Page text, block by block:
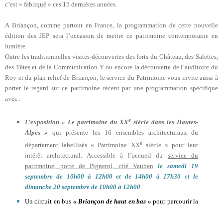
c’est « fabriqué » ces 15 dernières années.
A Briançon, comme partout en France, la programmation de cette nouvelle
édition des JEP sera l’occasion de mettre ce patrimoine contemporaine en
lumière.
Outre les traditionnelles visites-découvertes des forts du Château, des Salettes,
des Têtes et de la Communication Y ou encore la découverte de l’auditoire du
Roy et du plan-relief de Briançon, le service du Patrimoine vous invite aussi à
porter le regard sur ce patrimoine récent par une programmation spécifique
avec :
L’exposition « Le patrimoine du XXe siècle dans les Hautes-
Alpes » qui présente les 16 ensembles architecturaux du
département labellisés « Patrimoine XXesiècle » pour leur
intérêt architectural. Accessible à l’accueil du service du
patrimoine, porte de Pignerol, cité Vauban
le samedi 19
septembre de 10h00 à 12h00 et de 14h00 à 17h30 etle
dimanche 20 septembre de 10h00 à 12h00.
Un circuit en bus « Briançon de haut en bas » pour parcourir la